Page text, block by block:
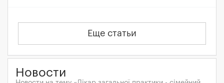
Еще статьи
Новости